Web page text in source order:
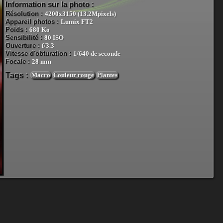
Information sur la photo :
Résolution : 4200x3150 (13.2Mpixels)
Appareil photos : Lumix FT2
Poids : 680 Ko
Sensibilité : 80 ISO
Ouverture : f/3.3
Vitesse d'obturation : 1/640 de seconde
Focale : 28 mm
Tags : Macro Couleur rouge Plantes